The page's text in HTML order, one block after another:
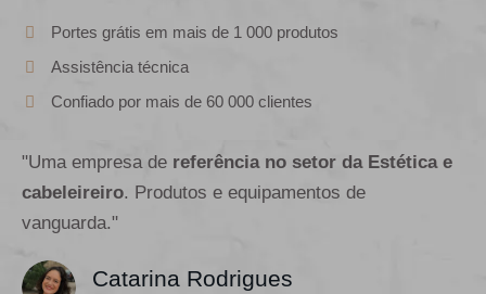
Portes grátis em mais de 1 000 produtos
Assistência técnica
Confiado por mais de 60 000 clientes
"Uma empresa de referência no setor da Estética e
cabeleireiro. Produtos e equipamentos de
vanguarda."
Catarina Rodrigues